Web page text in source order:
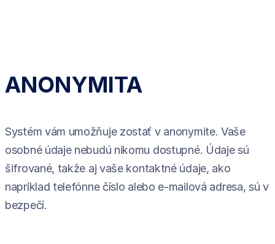
ANONYMITA
Systém vám umožňuje zostať v anonymite. Vaše
osobné údaje nebudú nikomu dostupné. Údaje sú
šifrované, takže aj vaše kontaktné údaje, ako
napríklad telefónne číslo alebo e-mailová adresa, sú v
bezpečí.